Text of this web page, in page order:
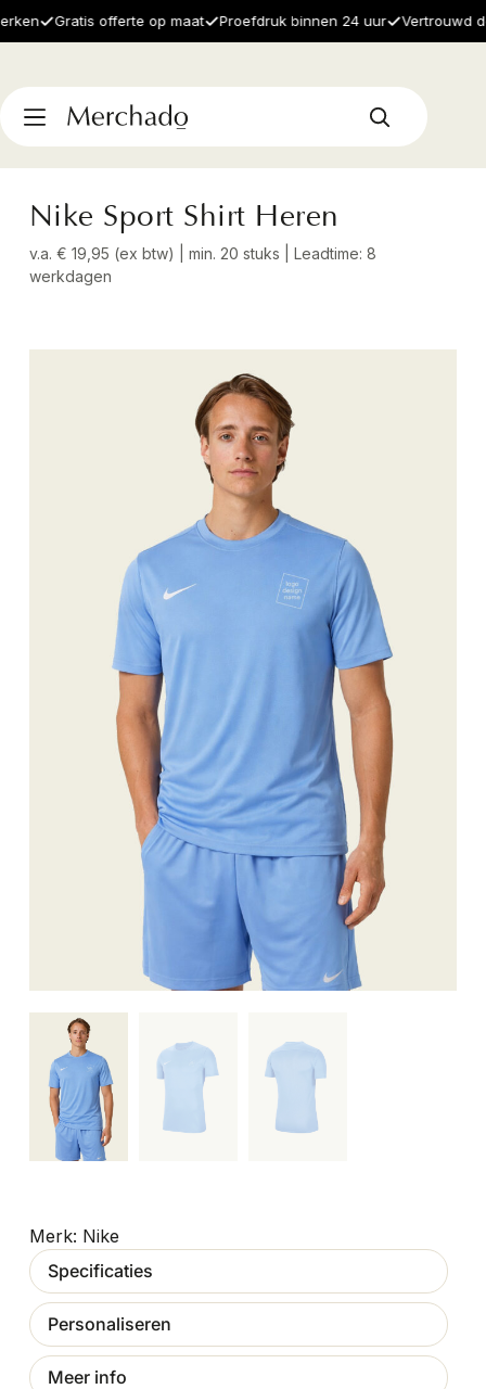
Gratis offerte op maat Proefdruk binnen 24 uur Vertrouwd door
Nike Sport Shirt Heren
v.a. € 19,95 (ex btw) | min. 20 stuks | Leadtime: 8
werkdagen
Nike
Specificaties
Personaliseren
Meer info